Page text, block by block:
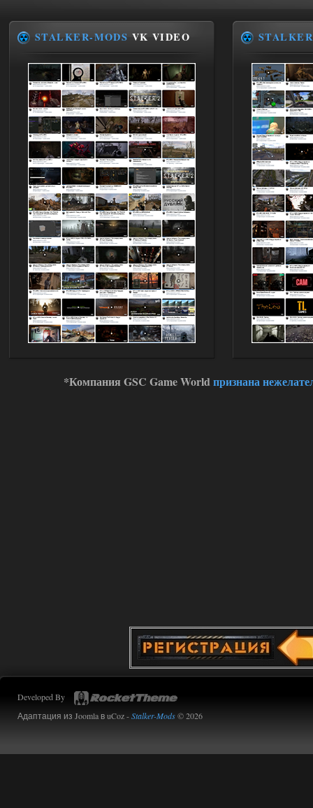
STALKER-MODS VK VIDEO
*Компания GSC Game Worldпризнана
Developed By
Адаптация из Joomla в uCoz -Stalker-Mods© 2026